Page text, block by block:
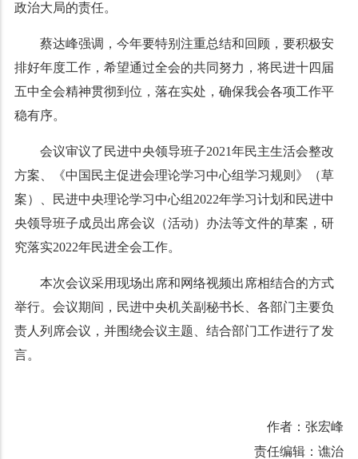
政治大局的责任。
蔡达峰强调，今年要特别注重总结和回顾，要积极安
排好年度工作，希望通过全会的共同努力，将民进十四届
五中全会精神贯彻到位，落在实处，确保我会各项工作平
稳有序。
会议审议了民进中央领导班子2021年民主生活会整改
方案、《中国民主促进会理论学习中心组学习规则》（草
案）、民进中央理论学习中心组2022年学习计划和民进中
央领导班子成员出席会议（活动）办法等文件的草案，研
究落实2022年民进全会工作。
本次会议采用现场出席和网络视频出席相结合的方式
举行。会议期间，民进中央机关副秘书长、各部门主要负
责人列席会议，并围绕会议主题、结合部门工作进行了发
言。
作者：张宏峰
责任编辑：谯治